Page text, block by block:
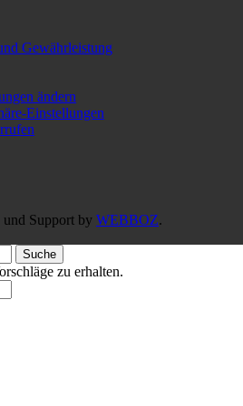
Gewährleistung
ändern
Einstellungen
Support by WEBBOZ.
Suche
zu erhalten.